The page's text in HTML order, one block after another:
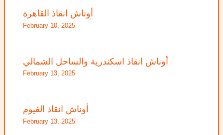
أوناش انقاذ القاهرة
February 10, 2025
أوناش انقاذ اسكندرية والساحل الشمالي
February 13, 2025
أوناش انقاذ الفيوم
February 13, 2025